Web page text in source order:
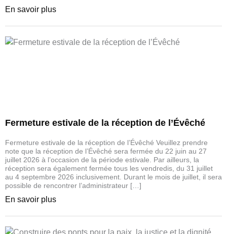
En savoir plus
Fermeture estivale de la réception de l’Évêché
Fermeture estivale de la réception de l’Évêché Veuillez prendre
note que la réception de l’Évêché sera fermée du 22 juin au 27
juillet 2026 à l’occasion de la période estivale. Par ailleurs, la
réception sera également fermée tous les vendredis, du 31 juillet
au 4 septembre 2026 inclusivement. Durant le mois de juillet, il sera
possible de rencontrer l’administrateur […]
En savoir plus